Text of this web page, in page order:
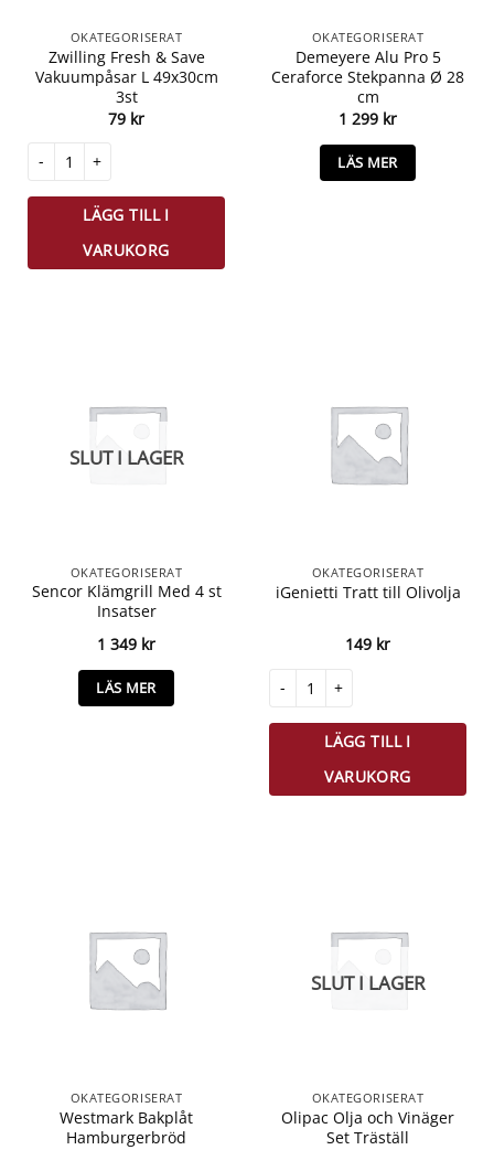
OKATEGORISERAT
Zwilling Fresh & Save
Vakuumpåsar L 49x30cm
3st
79 kr
Zwilling Fresh & Save Vakuumpåsar L 49x30cm 3st mängd
LÄGG TILL I
VARUKORG
OKATEGORISERAT
Demeyere Alu Pro 5
Ceraforce Stekpanna Ø 28
cm
1 299 kr
LÄS MER
SLUT I LAGER
OKATEGORISERAT
Sencor Klämgrill Med 4 st
Insatser
1 349 kr
LÄS MER
OKATEGORISERAT
iGenietti Tratt till Olivolja
149 kr
LÄGG TILL I
VARUKORG
OKATEGORISERAT
Westmark Bakplåt
Hamburgerbröd
SLUT I LAGER
OKATEGORISERAT
Olipac Olja och Vinäger
Set Träställ